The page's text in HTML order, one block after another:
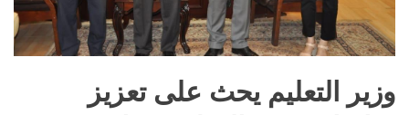
وزير التعليم يحث على تعزيز